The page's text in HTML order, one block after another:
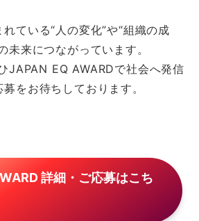
ている“人の変化”や“組織の成
未来につながっています。
JAPAN EQ AWARDで社会へ発信
をお待ちしております。
詳細・ご応募はこち